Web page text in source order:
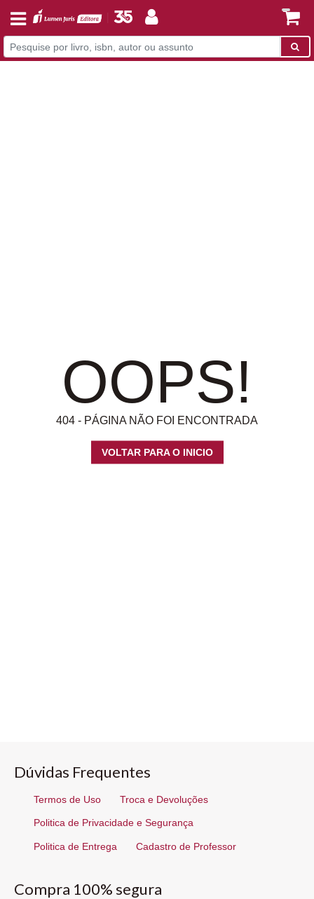
OOPS!
404 - PÁGINA NÃO FOI ENCONTRADA
VOLTAR PARA O INICIO
Dúvidas Frequentes
Termos de Uso Troca e Devoluções
Politica de Privacidade e Segurança
Politica de Entrega Cadastro de Professor
Compra 100% segura